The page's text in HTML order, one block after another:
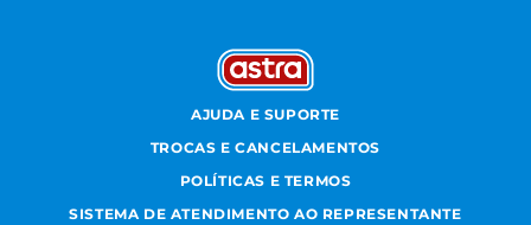
AJUDA E SUPORTE
TROCAS E CANCELAMENTOS
POLÍTICAS E TERMOS
SISTEMA DE ATENDIMENTO AO REPRESENTANTE